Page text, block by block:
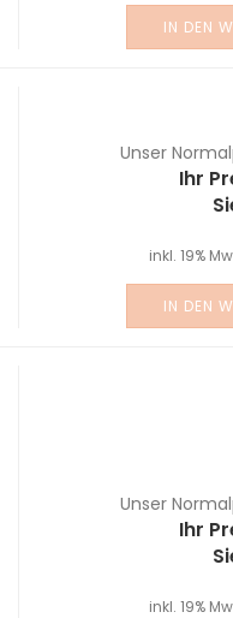
IN DEN
Unser
Ihr
inkl. 19%
IN DEN
Unser
Ihr
inkl. 19%